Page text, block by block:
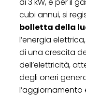
cubi annui, si
bolletta della
l’energia
di una crescita
dell’elettricità,
degli oneri